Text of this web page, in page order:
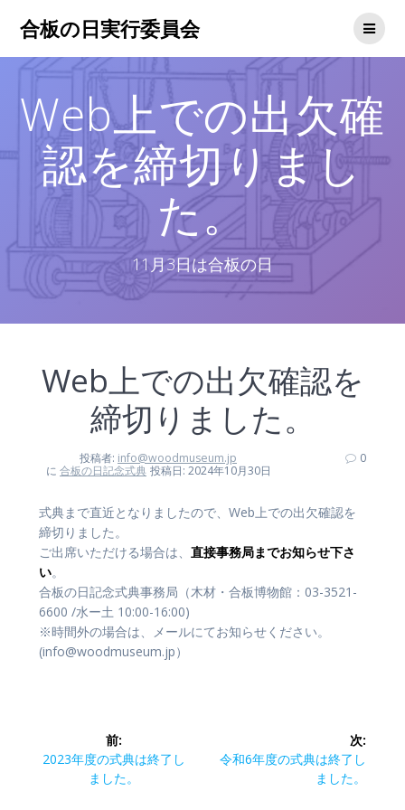
へ
ス
ッ
プ
合板の日実行委員会
Web上での出欠確
認を締切りまし
た。
11月3日は合板の日
Web上での出欠確認を
締切りました。
投稿者: info@woodmuseum.jp
に 合板の日記念式典 投稿日: 2024年10月30日
0
式典まで直近となりましたので、Web上での出欠確認を
締切りました。
ご出席いただける場合は、 直接事務局までお知らせ下さ
い。
合板の日記念式典事務局（木材・合板博物館：03-3521-
6600 /水ー土 10:00-16:00)
※時間外の場合は、メールにてお知らせください。
(info@woodmuseum.jp）
稿
前:
前
2023年度の式典は終了し
ました。
次:
次
令和6年度の式典は終了し
ました。